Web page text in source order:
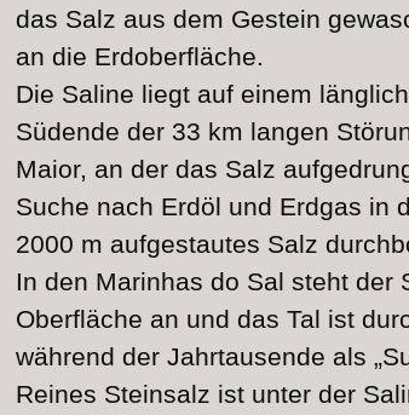
das Salz aus dem Gestein
an die Erdoberfläche.
Die Saline liegt auf einem
Südende der 33 km langen
Maior, an der das Salz
Suche nach Erdöl und Erdgas in
2000 m aufgestautes Salz
In den Marinhas do Sal steht der
Oberfläche an und das Tal ist
während der Jahrtausende als
Reines Steinsalz ist unter der